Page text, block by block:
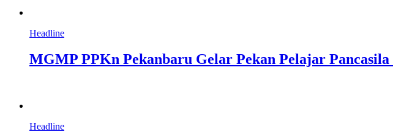
Headline
MGMP PPKn Pekanbaru Gelar Pekan Pelajar
Headline